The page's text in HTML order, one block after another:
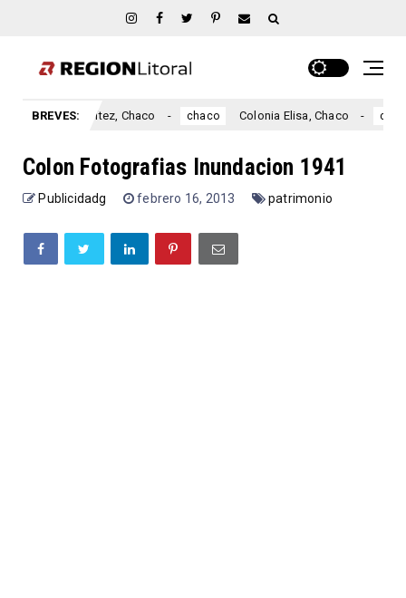
BREVES:
Colonia Benítez, Chaco chaco Colonia Elisa, Chaco chaco
Colon Fotografias Inundacion 1941
Publicidadg febrero 16, 2013 patrimonio